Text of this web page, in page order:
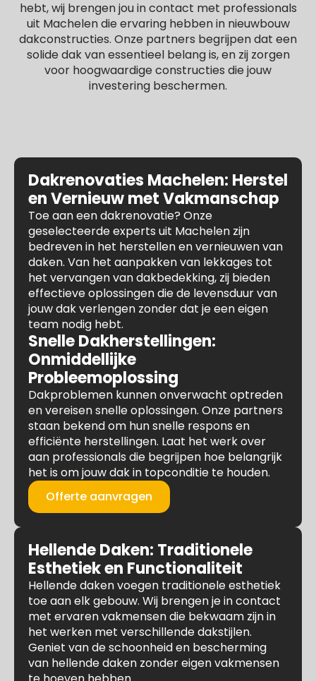
hebt, wij brengen jou in contact met professionals
uit Machelen die ervaring hebben in nieuwbouw
dakconstructies. Onze partners begrijpen dat een
solide dak van essentieel belang is, en zij zorgen
voor hoogwaardige constructies die jouw
investering beschermen.
Dakrenovaties Machelen: Herstel
en Vernieuw met Vakmanschap
Toe aan een dakrenovatie? Onze
geselecteerde experts uit Machelen zijn
bedreven in het herstellen en vernieuwen van
daken. Van het aanpakken van lekkages tot
het vervangen van dakbedekking, zij bieden
effectieve oplossingen die de levensduur van
jouw dak verlengen zonder dat je een eigen
team nodig hebt.
Snelle Dakherstellingen:
Onmiddellijke
Probleemoplossing
Dakproblemen kunnen onverwacht optreden
en vereisen snelle oplossingen. Onze partners
staan bekend om hun snelle respons en
efficiënte herstellingen. Laat het werk over
aan professionals die begrijpen hoe belangrijk
het is om jouw dak in topconditie te houden.
Offerte aanvragen
Hellende Daken: Traditionele
Esthetiek en Functionaliteit
Hellende daken voegen traditionele esthetiek
toe aan elk gebouw. Wij brengen je in contact
met ervaren vakmensen die bekwaam zijn in
het werken met verschillende dakstijlen.
Geniet van de schoonheid en bescherming
van hellende daken zonder eigen vakmensen